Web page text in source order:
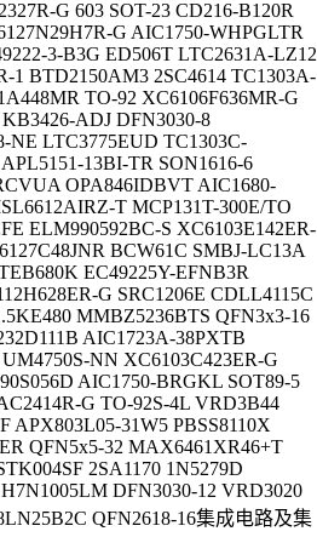
G 603 SOT-23 CD216-B120R
G AIC1750-WHPGLTR
3-B3G ED506T LTC2631A-LZ12
1 BTD2150AM3 2SC4614 TC1303A-
TO-92 XC6106F636MR-G
ADJ DFN3030-8
NE LTC3775EUD TC1303C-
13BI-TR SON1616-6
OPA846IDBVT AIC1680-
T MCP131T-300E/TO
ELM990592BC-S XC6103E142ER-
BCW61C SMBJ-LC13A
EC49225Y-EFNB3R
G SRC1206E CDLL4115C
MMBZ5236BTS QFN3x3-16
AIC1723A-38PXTB
NN XC6103C423ER-G
AIC1750-BRGKL SOT89-5
G TO-92S-4L VRD3B44
APX803L05-31W5 PBSS8110X
QFN5x5-32 MAX6461XR46+T
2SA1170 1N5279D
DFN3030-12 VRD3020
QFN2618-16集成电路及集